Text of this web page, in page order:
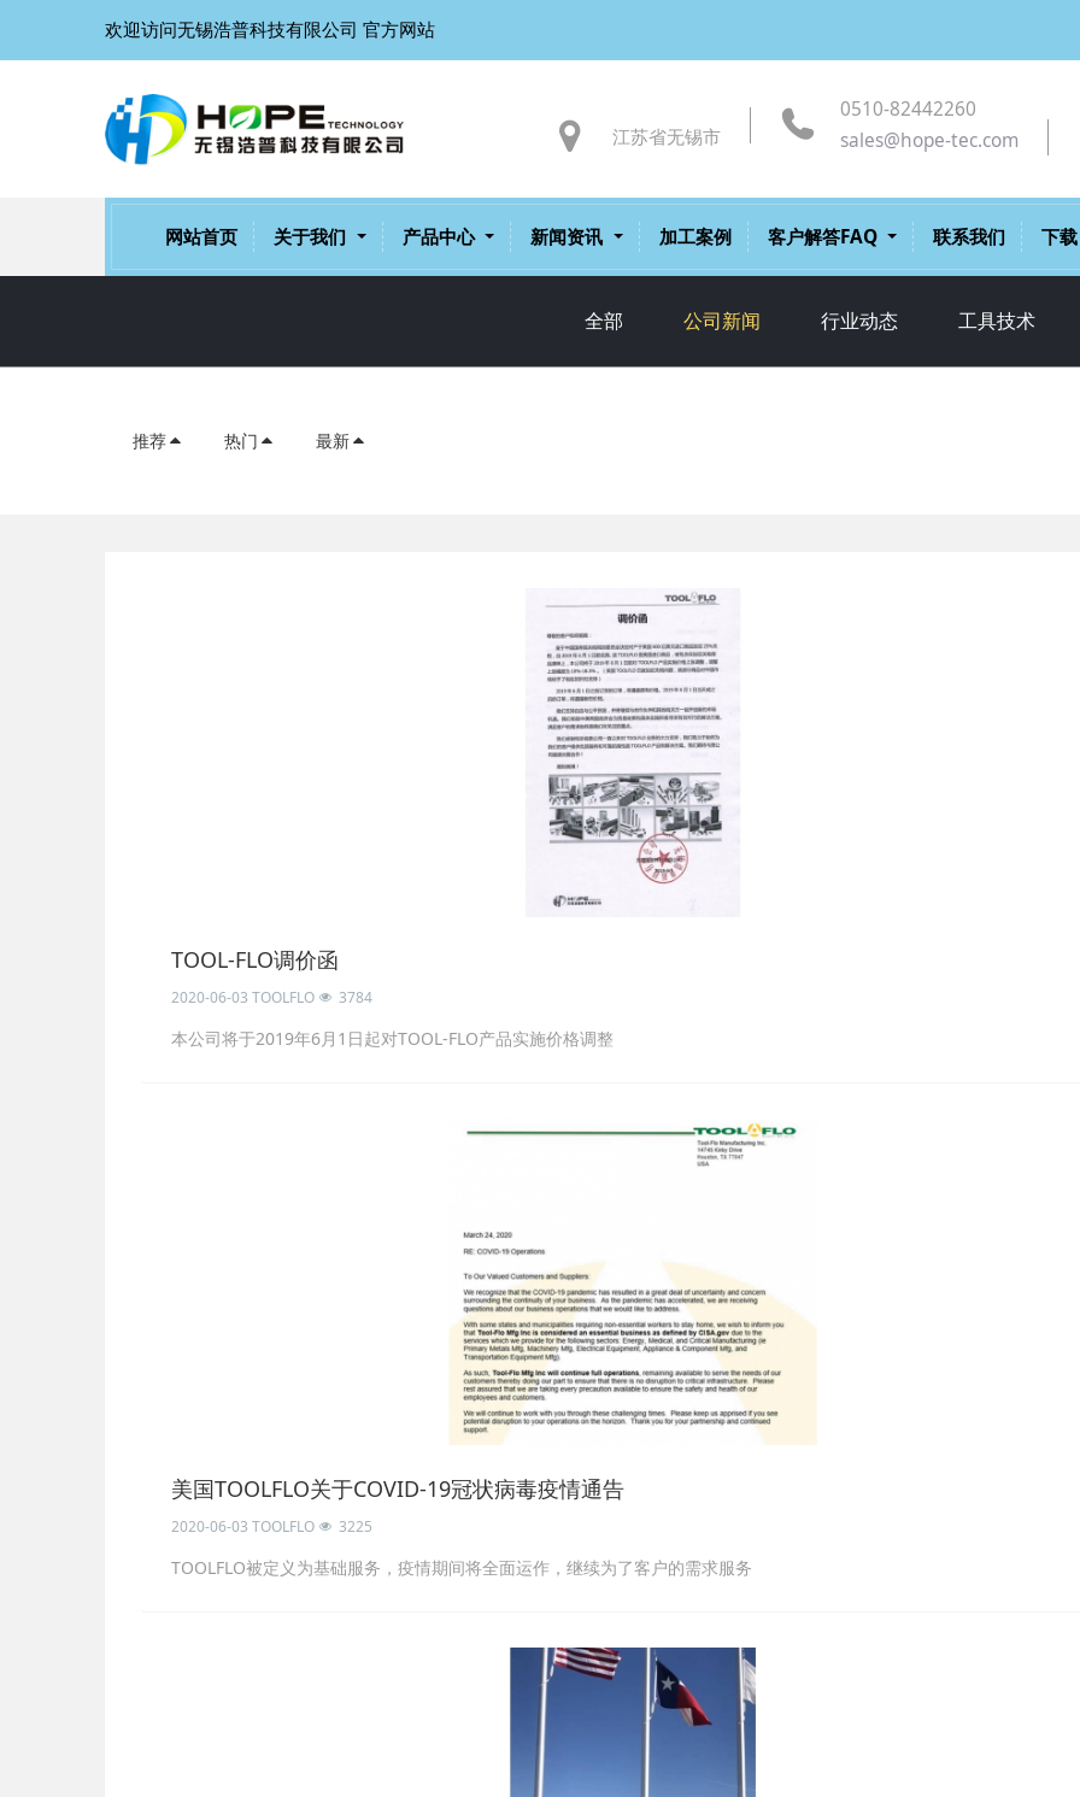
欢迎访问无锡浩普科技有限公司 官方网站
江苏省无锡市
0510-82442260
sales@hope-tec.com
网站首页 关于我们 产品中心 新闻资讯 加工案例 客户解答FAQ 联系我们 下载
全部 公司新闻 行业动态 工具技术
推荐 热门 最新
TOOL-FLO调价函
2020-06-03 TOOLFLO 3784
本公司将于2019年6月1日起对TOOL-FLO产品实施价格调整
美国TOOLFLO关于COVID-19冠状病毒疫情通告
2020-06-03 TOOLFLO 3225
TOOLFLO被定义为基础服务，疫情期间将全面运作，继续为了客户的需求服务